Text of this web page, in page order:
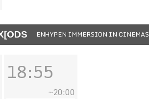
ENHYPEN IMMERSION IN CINEMAS
18:55
~20:00